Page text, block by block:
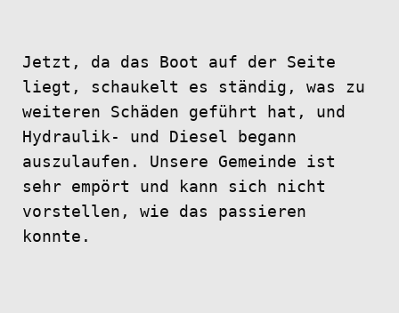
Jetzt, da das Boot auf der Seite
liegt, schaukelt es ständig, was zu
weiteren Schäden geführt hat, und
Hydraulik- und Diesel begann
auszulaufen. Unsere Gemeinde ist
sehr empört und kann sich nicht
vorstellen, wie das passieren
konnte.